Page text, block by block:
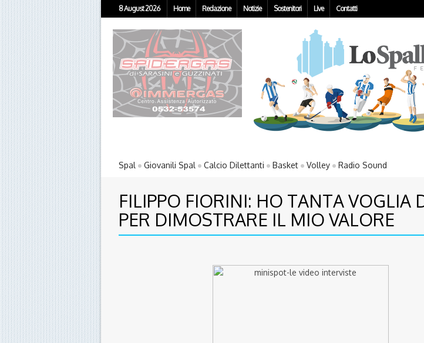
8 August 2026 Home Redazione Notizie Sostenitori Live Contatti
Spal Giovanili Spal Calcio Dilettanti Basket Volley Radio Sound
FILIPPO FIORINI: HO TANTA VOGLIA
PER DIMOSTRARE IL MIO VALORE